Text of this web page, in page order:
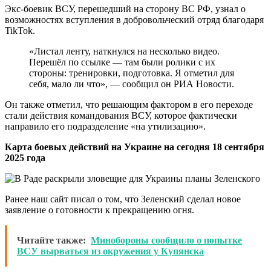
Экс-боевик ВСУ, перешедший на сторону ВС РФ, узнал о
возможностях вступления в добровольческий отряд благодаря
TikTok.
«Листал ленту, наткнулся на несколько видео.
Перешёл по ссылке — там были ролики с их
стороны: тренировки, подготовка. Я отметил для
себя, мало ли что», — сообщил он РИА Новости.
Он также отметил, что решающим фактором в его переходе
стали действия командования ВСУ, которое фактически
направило его подразделение «на утилизацию».
Карта боевых действий на Украине на сегодня 18 сентября
2025 года
Ранее наш сайт писал о том, что Зеленский сделал новое
заявление о готовности к прекращению огня.
Читайте также: Минобороны сообщило о попытке
ВСУ вырваться из окружения у Купянска